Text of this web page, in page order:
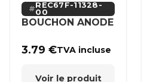
REC67F-11328-
00
BOUCHON ANODE
3.79€TVA incluse
Voir le produit